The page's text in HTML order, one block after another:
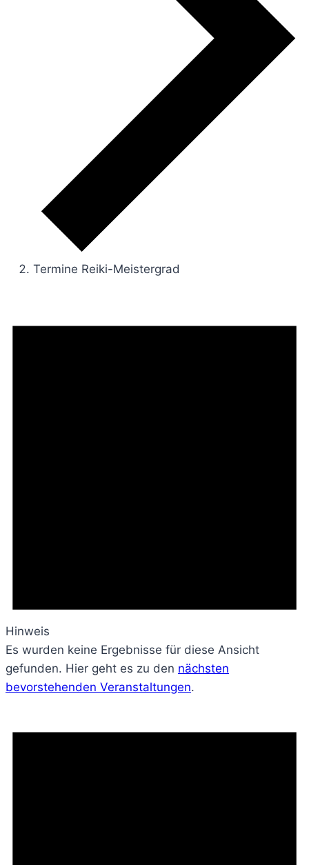
Termine Reiki-Meistergrad
Hinweis
Es wurden keine Ergebnisse für diese Ansicht
gefunden. Hier geht es zu den nächsten
bevorstehenden Veranstaltungen.